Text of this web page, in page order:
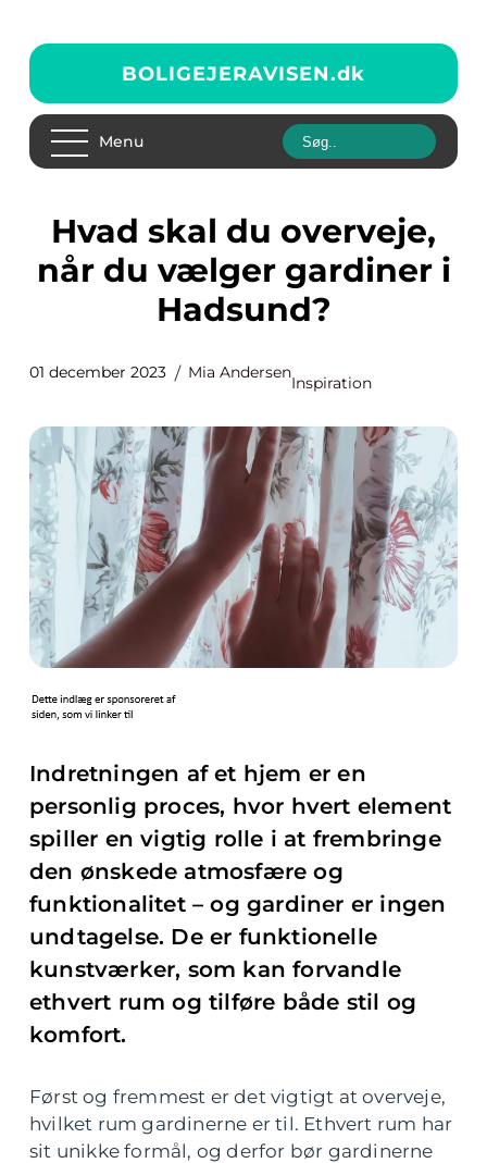
BOLIGEJERAVISEN.dk
Menu
Hvad skal du overveje,
når du vælger gardiner i
Hadsund?
01 december 2023 Mia Andersen
Inspiration
Indretningen af et hjem er en
personlig proces, hvor hvert element
spiller en vigtig rolle i at frembringe
den ønskede atmosfære og
funktionalitet – og gardiner er ingen
undtagelse. De er funktionelle
kunstværker, som kan forvandle
ethvert rum og tilføre både stil og
komfort.
Først og fremmest er det vigtigt at overveje,
hvilket rum gardinerne er til. Ethvert rum har
sit unikke formål, og derfor bør gardinerne